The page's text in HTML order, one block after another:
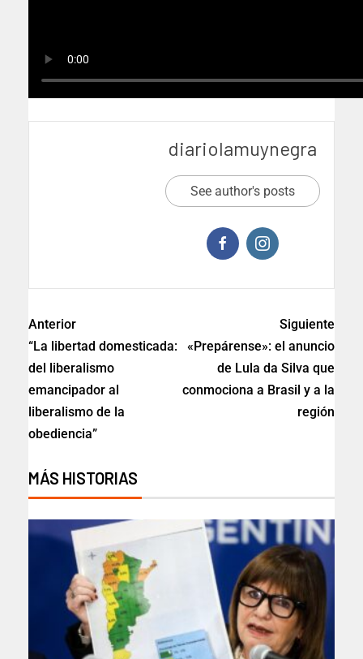
diariolamuynegra
See author's posts
Anterior
“La libertad domesticada:
del liberalismo
emancipador al
liberalismo de la
obediencia”
Siguiente
«Prepárense»: el anuncio
de Lula da Silva que
conmociona a Brasil y a la
región
MÁS HISTORIAS